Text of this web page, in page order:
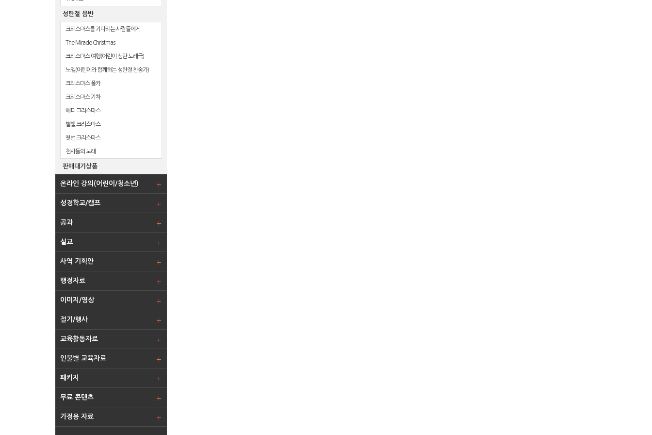
성탄절 음반
크리스마스를 기다리는 사람들에게
The Miracle Christmas
크리스마스 여행(어린이 성탄 노래극)
노엘(어린이와 함께하는 성탄절 찬송가)
크리스마스 폴카
크리스마스 기차
해피 크리스마스
별빛 크리스마스
첫번 크리스마스
천사들의 노래
판매대기상품
온라인 강의(어린이/청소년)
성경학교/캠프
공과
설교
사역 기획안
행정자료
이미지/영상
절기/행사
교육활동자료
인물별 교육자료
패키지
무료 콘텐츠
가정용 자료